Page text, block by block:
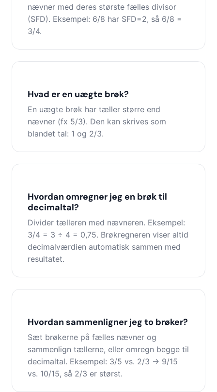
nævner med deres største fælles divisor
(SFD). Eksempel: 6/8 har SFD=2, så 6/8 =
3/4.
Hvad er en uægte brøk?
En uægte brøk har tæller større end
nævner (fx 5/3). Den kan skrives som
blandet tal: 1 og 2/3.
Hvordan omregner jeg en brøk til
decimaltal?
Divider tælleren med nævneren. Eksempel:
3/4 = 3 ÷ 4 = 0,75. Brøkregneren viser altid
decimalværdien automatisk sammen med
resultatet.
Hvordan sammenligner jeg to brøker?
Sæt brøkerne på fælles nævner og
sammenlign tællerne, eller omregn begge til
decimaltal. Eksempel: 3/5 vs. 2/3 → 9/15
vs. 10/15, så 2/3 er størst.